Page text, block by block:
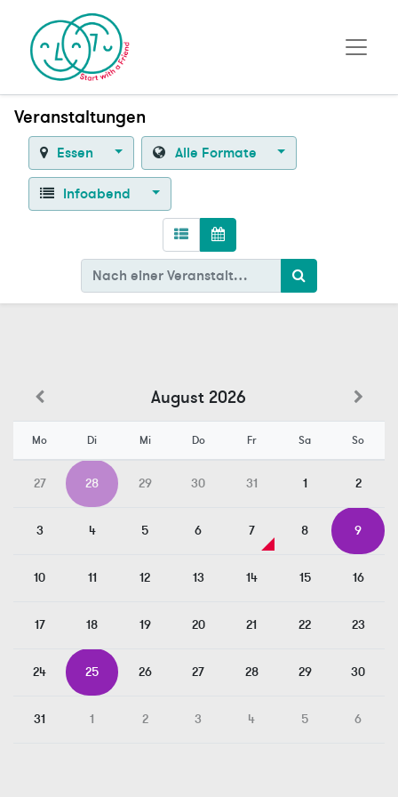
Veranstaltungen
Essen Alle Formate
Infoabend
August 2026
Mo Di Mi Do Fr Sa So
27 28 29 30 31 1 2
3 4 5 6 7 8 9
10 11 12 13 14 15 16
17 18 19 20 21 22 23
24 25 26 27 28 29 30
31 1 2 3 4 5 6